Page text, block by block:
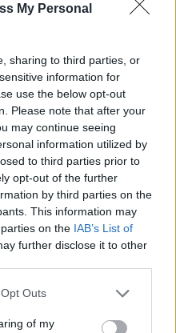
My Personal
sharing to third parties, or
information for
use the below opt-out
Please note that after your
may continue seeing
information utilized by
to third parties prior to
opt-out of the further
by third parties on the
This information may
on the IAB’s List of
further disclose it to other
uses one or more Google
You may click to
Outs
of my